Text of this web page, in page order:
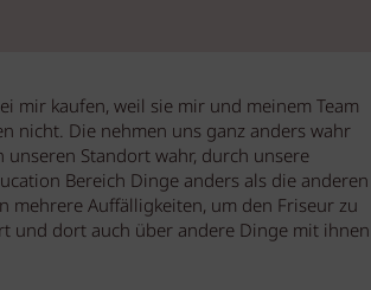
mir kaufen, weil sie mir und meinem Team
nicht. Die nehmen uns ganz anders wahr
Standort wahr, durch unsere
Bereich Dinge anders als die anderen
mehrere Auffälligkeiten, um den Friseur zu
und dort auch über andere Dinge mit ihnen